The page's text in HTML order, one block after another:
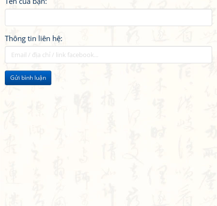
Thông tin liên hệ:
Gửi bình luận